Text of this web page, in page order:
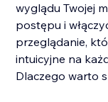
wyglądu Twojej
postępu i
przeglądanie,
intuicyjne na
Dlaczego warto